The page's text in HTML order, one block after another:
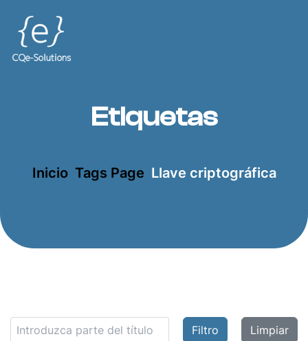
Etiquetas
Inicio Tags Page Llave criptográfica
Introduzca parte del título Filtro Limpiar